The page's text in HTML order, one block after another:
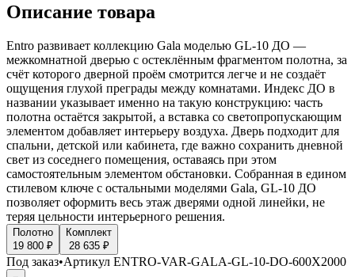
Описание товара
Entro развивает коллекцию Gala моделью GL-10 ДО —
межкомнатной дверью с остеклённым фрагментом полотна, за
счёт которого дверной проём смотрится легче и не создаёт
ощущения глухой преграды между комнатами. Индекс ДО в
названии указывает именно на такую конструкцию: часть
полотна остаётся закрытой, а вставка со светопропускающим
элементом добавляет интерьеру воздуха. Дверь подходит для
спальни, детской или кабинета, где важно сохранить дневной
свет из соседнего помещения, оставаясь при этом
самостоятельным элементом обстановки. Собранная в едином
стилевом ключе с остальными моделями Gala, GL-10 ДО
позволяет оформить весь этаж дверями одной линейки, не
теряя цельности интерьерного решения.
Полотно
19 800 ₽
Комплект
28 635 ₽
Под заказ•Артикул ENTRO-VAR-GALA-GL-10-DO-600X2000